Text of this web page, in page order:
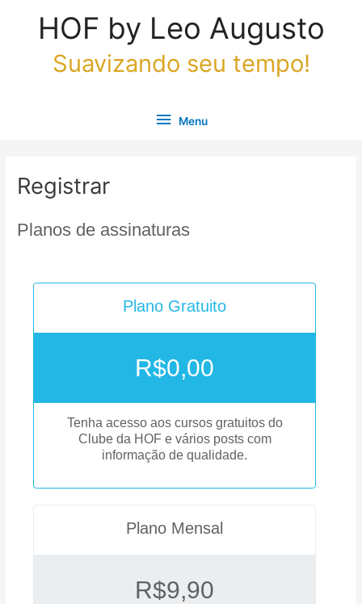
HOF by Leo Augusto
Suavizando seu tempo!
Menu
Menu
Registrar
Planos de assinaturas
Plano Gratuito
R$0,00
Tenha acesso aos cursos gratuitos do
Clube da HOF e vários posts com
informação de qualidade.
Plano Mensal
R$9,90